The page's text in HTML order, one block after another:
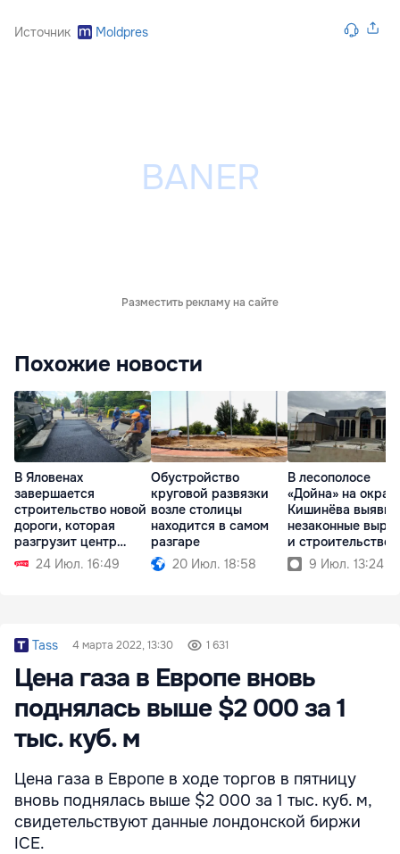
Источник Moldpres
Разместить рекламу на сайте
Похожие новости
В Яловенах
завершается
строительство новой
дороги, которая
разгрузит центр
города24 Июл. 16:49
Обустройство
круговой развязки
возле столицы
находится в самом
разгаре
20 Июл. 18:58
В лесополосе
«Дойна» на
Кишинёва
незаконные
и строительство
9 Июл. 13:24
Tass 4 марта 2022, 13:30 1 631
Цена газа в Европе вновь
поднялась выше $2 000 за 1
тыс. куб. м
Цена газа в Европе в ходе торгов в пятницу
вновь поднялась выше $2 000 за 1 тыс. куб. м,
свидетельствуют данные лондонской биржи
ICE.